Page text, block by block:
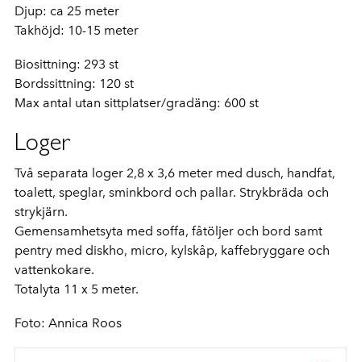
Djup: ca 25 meter
Takhöjd: 10-15 meter
Biosittning: 293 st
Bordssittning: 120 st
Max antal utan sittplatser/gradäng: 600 st
Loger
Två separata loger 2,8 x 3,6 meter med dusch, handfat,
toalett, speglar, sminkbord och pallar. Strykbräda och
strykjärn.
Gemensamhetsyta med soffa, fåtöljer och bord samt
pentry med diskho, micro, kylskåp, kaffebryggare och
vattenkokare.
Totalyta 11 x 5 meter.
Foto: Annica Roos